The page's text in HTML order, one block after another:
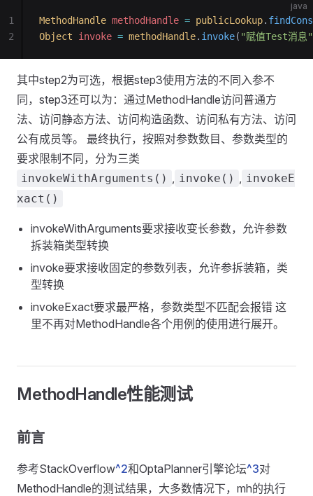
java
MethodHandle methodHandle = publicLookup.
Object invoke = methodHandle. invoke( "赋值Test消息"
1
2
其中step2为可选，根据step3使用方法的不同入参不
同，step3还可以为：通过MethodHandle访问普通方
法、访问静态方法、访问构造函数、访问私有方法、访问
公有成员等。 最终执行，按照对参数数目、参数类型的
要求限制不同，分为三类
invokeWithArguments() , invoke() , invokeE
xact()
invokeWithArguments要求接收变长参数，允许参数
拆装箱类型转换
invoke要求接收固定的参数列表，允许参拆装箱，类
型转换
invokeExact要求最严格，参数类型不匹配会报错 这
里不再对MethodHandle各个用例的使用进行展开。
MethodHandle性能测试
前言
参考StackOverflow^2和OptaPlanner引擎论坛^3对
MethodHandle的测试结果，大多数情况下，mh的执行